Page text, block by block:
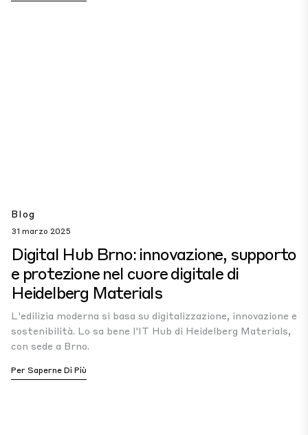
Blog
31 marzo 2025
Digital Hub Brno: innovazione, supporto
e protezione nel cuore digitale di
Heidelberg Materials
L'edilizia moderna si basa su digitalizzazione, innovazione e
sostenibilità. Lo sa bene l'IT Hub di Heidelberg Materials,
con sede a Brno.
Per Saperne Di Più